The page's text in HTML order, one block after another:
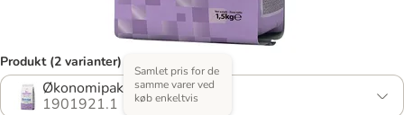
Produkt (2 varianter)
Økonomipakke: 3 x 1,5 kg
1901921.1
Samlet pris for de
samme varer ved
køb enkeltvis